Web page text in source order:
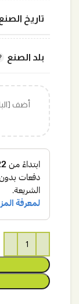
تاريخ
بلد الصنع
أضف